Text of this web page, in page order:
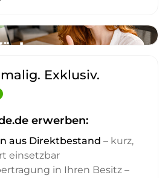
Exklusiv.
erwerben:
aus Direktbestand – kurz,
einsetzbar
in Ihren Besitz –